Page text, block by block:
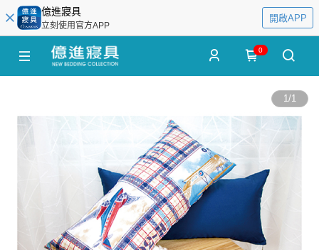
億進寢具
立刻使用官方APP
開啟APP
0
1/1